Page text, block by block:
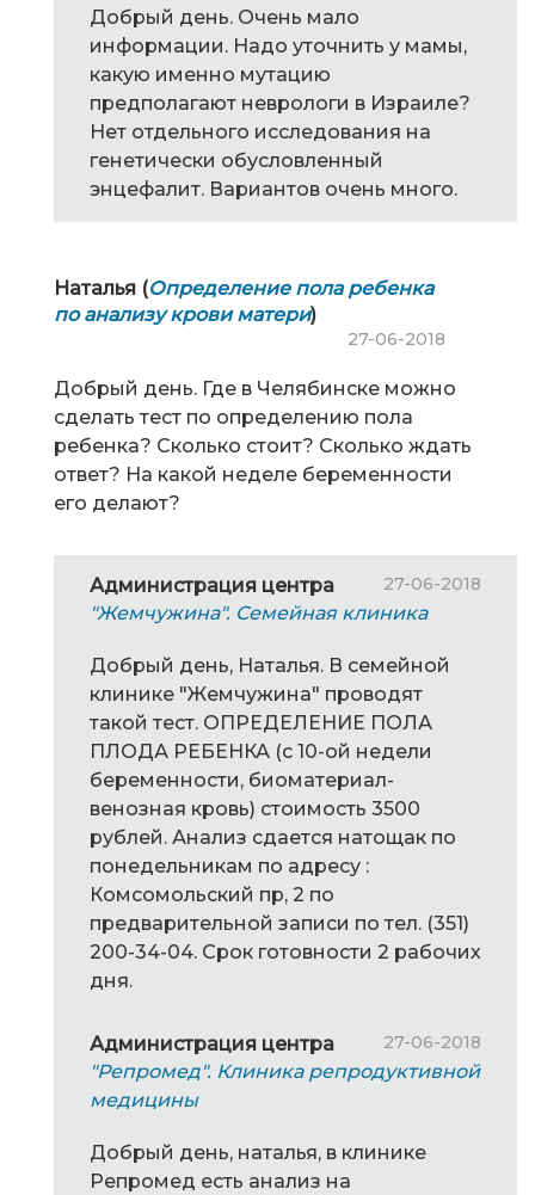
Добрый день. Очень мало
информации. Надо уточнить у мамы,
какую именно мутацию
предполагают неврологи в Израиле?
Нет отдельного исследования на
генетически обусловленный
энцефалит. Вариантов очень много.
Наталья (Определение пола ребенка
по анализу крови матери)
27-06-2018
Добрый день. Где в Челябинске можно
сделать тест по определению пола
ребенка? Сколько стоит? Сколько ждать
ответ? На какой неделе беременности
его делают?
Администрация центра 27-06-2018
"Жемчужина". Семейная клиника
Добрый день, Наталья. В семейной
клинике "Жемчужина" проводят
такой тест. ОПРЕДЕЛЕНИЕ ПОЛА
ПЛОДА РЕБЕНКА (с 10-ой недели
беременности, биоматериал-
венозная кровь) стоимость 3500
рублей. Анализ сдается натощак по
понедельникам по адресу :
Комсомольский пр, 2 по
предварительной записи по тел. (351)
200-34-04. Срок готовности 2 рабочих
дня.
Администрация центра 27-06-2018
"Репромед". Клиника репродуктивной
медицины
Добрый день, наталья, в клинике
Репромед есть анализ на